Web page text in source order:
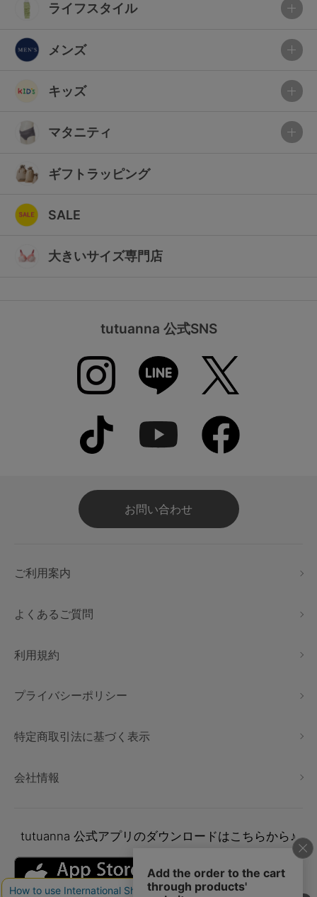
ライフスタイル
メンズ
キッズ
マタニティ
ギフトラッピング
SALE
大きいサイズ専門店
tutuanna 公式SNS
お問い合わせ
ご利用案内
よくあるご質問
利用規約
プライバシーポリシー
特定商取引法に基づく表示
会社情報
tutuanna 公式アプリのダウンロードはこちらから♪